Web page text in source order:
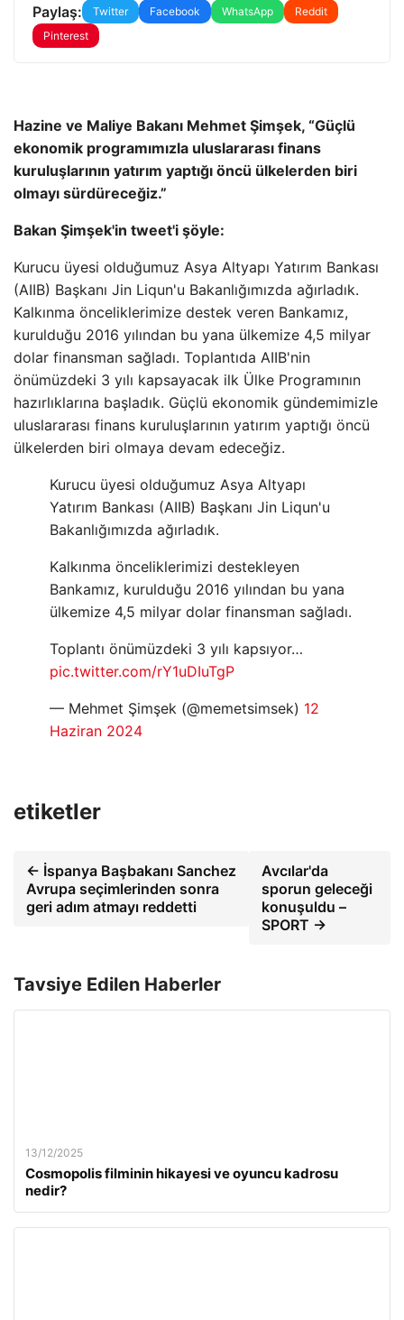
Paylaş: Twitter Facebook WhatsApp
Reddit
Pinterest
Hazine ve Maliye Bakanı Mehmet Şimşek, “Güçlü
ekonomik programımızla uluslararası finans
kuruluşlarının yatırım yaptığı öncü ülkelerden biri
olmayı sürdüreceğiz.”
Bakan Şimşek'in tweet'i şöyle:
Kurucu üyesi olduğumuz Asya Altyapı Yatırım Bankası
(AIIB) Başkanı Jin Liqun'u Bakanlığımızda ağırladık.
Kalkınma önceliklerimize destek veren Bankamız,
kurulduğu 2016 yılından bu yana ülkemize 4,5 milyar
dolar finansman sağladı. Toplantıda AIIB'nin
önümüzdeki 3 yılı kapsayacak ilk Ülke Programının
hazırlıklarına başladık. Güçlü ekonomik gündemimizle
uluslararası finans kuruluşlarının yatırım yaptığı öncü
ülkelerden biri olmaya devam edeceğiz.
Kurucu üyesi olduğumuz Asya Altyapı
Yatırım Bankası (AIIB) Başkanı Jin Liqun'u
Bakanlığımızda ağırladık.
Kalkınma önceliklerimizi destekleyen
Bankamız, kurulduğu 2016 yılından bu yana
ülkemize 4,5 milyar dolar finansman sağladı.
Toplantı önümüzdeki 3 yılı kapsıyor…
pic.twitter.com/rY1uDIuTgP
— Mehmet Şimşek (@memetsimsek) 12
Haziran 2024
etiketler
← İspanya Başbakanı Sanchez
Avrupa seçimlerinden sonra
geri adım atmayı reddetti
Avcılar'da
sporun geleceği
konuşuldu –
SPORT →
Tavsiye Edilen Haberler
13/12/2025
Cosmopolis filminin hikayesi ve oyuncu kadrosu
nedir?